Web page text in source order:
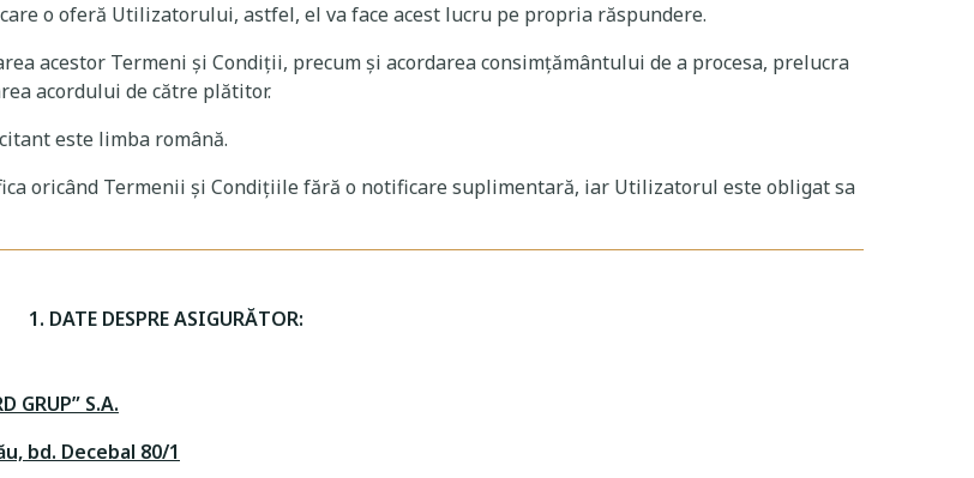
o oferă Utilizatorului, astfel, el va face acest lucru pe propria răspundere.
acestor Termeni și Condiții, precum și acordarea consimțământului de a procesa, prelucra
acordului de către plătitor.
este limba română.
oricând Termenii și Condițiile fără o notificare suplimentară, iar Utilizatorul este obligat sa
1. DATE DESPRE ASIGURĂTOR:
GRUP” S.A.
bd. Decebal 80/1